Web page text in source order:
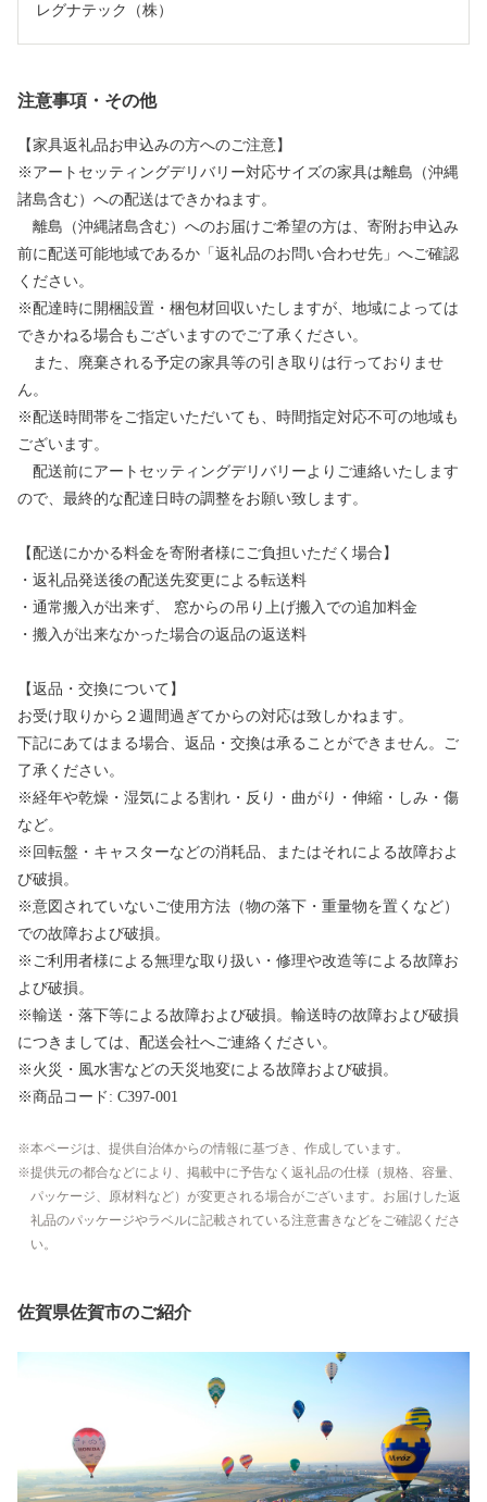
レグナテック（株）
注意事項・その他
【家具返礼品お申込みの方へのご注意】
※アートセッティングデリバリー対応サイズの家具は離島（沖縄
諸島含む）への配送はできかねます。
離島（沖縄諸島含む）へのお届けご希望の方は、寄附お申込み
前に配送可能地域であるか「返礼品のお問い合わせ先」へご確認
ください。
※配達時に開梱設置・梱包材回収いたしますが、地域によっては
できかねる場合もございますのでご了承ください。
また、廃棄される予定の家具等の引き取りは行っておりませ
ん。
※配送時間帯をご指定いただいても、時間指定対応不可の地域も
ございます。
配送前にアートセッティングデリバリーよりご連絡いたします
ので、最終的な配達日時の調整をお願い致します。
【配送にかかる料金を寄附者様にご負担いただく場合】
・返礼品発送後の配送先変更による転送料
・通常搬入が出来ず、 窓からの吊り上げ搬入での追加料金
・搬入が出来なかった場合の返品の返送料
【返品・交換について】
お受け取りから２週間過ぎてからの対応は致しかねます。
下記にあてはまる場合、返品・交換は承ることができません。ご
了承ください。
※経年や乾燥・湿気による割れ・反り・曲がり・伸縮・しみ・傷
など。
※回転盤・キャスターなどの消耗品、またはそれによる故障およ
び破損。
※意図されていないご使用方法（物の落下・重量物を置くなど）
での故障および破損。
※ご利用者様による無理な取り扱い・修理や改造等による故障お
よび破損。
※輸送・落下等による故障および破損。輸送時の故障および破損
につきましては、配送会社へご連絡ください。
※火災・風水害などの天災地変による故障および破損。
※商品コード: C397-001
本ページは、提供自治体からの情報に基づき、作成しています。
提供元の都合などにより、掲載中に予告なく返礼品の仕様（規格、容量、
パッケージ、原材料など）が変更される場合がございます。お届けした返
礼品のパッケージやラベルに記載されている注意書きなどをご確認くださ
い。
佐賀県佐賀市のご紹介